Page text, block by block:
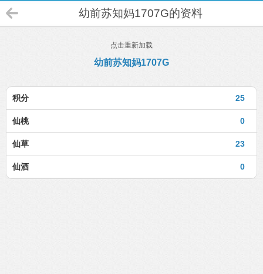
幼前苏知妈1707G的资料
点击重新加载
幼前苏知妈1707G
25
积分
0
仙桃
23
仙草
0
仙酒